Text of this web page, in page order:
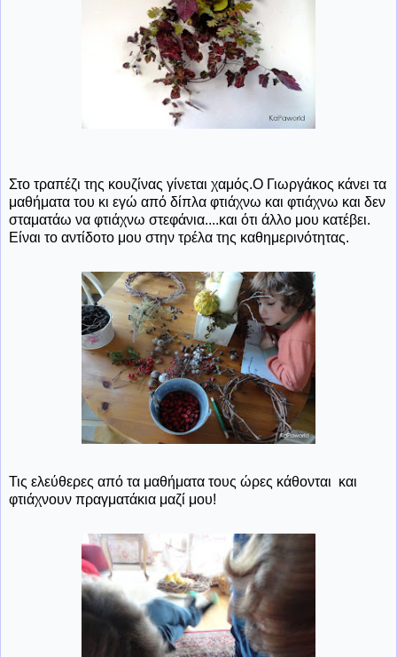
Στο τραπέζι της κουζίνας γίνεται χαμός.Ο Γιωργάκος κάνει τα
μαθήματα του κι εγώ από δίπλα φτιάχνω και φτιάχνω και δεν
σταματάω να φτιάχνω στεφάνια....και ότι άλλο μου κατέβει.
Είναι το αντίδοτο μου στην τρέλα της καθημερινότητας.
Τις ελεύθερες από τα μαθήματα τους ώρες κάθονται και
φτιάχνουν πραγματάκια μαζί μου!